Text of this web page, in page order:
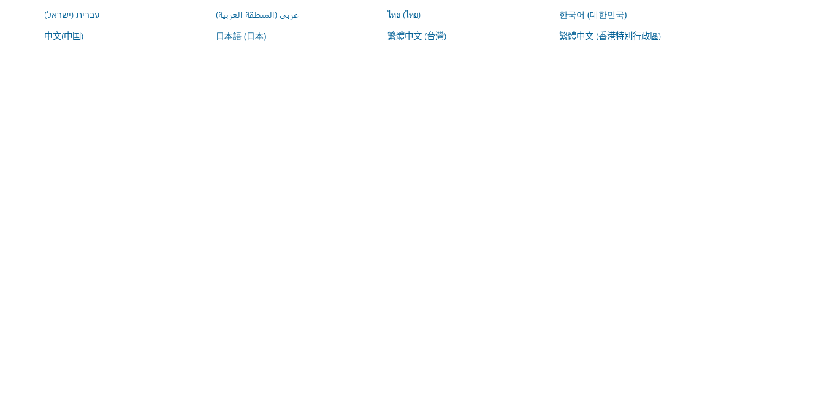
עברית (ישראל)
عربي (المنطقة العربية) ไทย (ไทย) 한국어 (대한민국)
中文(中国) 日本語 (日本) 繁體中文 (台灣) 繁體中文 (香港特別行政區)